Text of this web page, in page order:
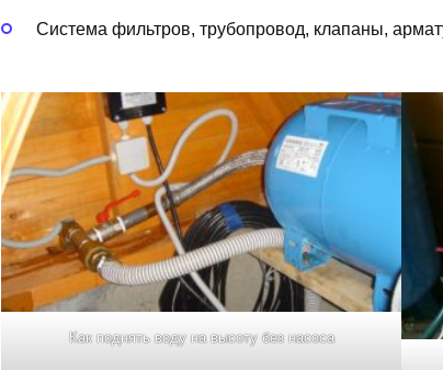
Система фильтров, трубопровод, клапаны,
Как поднять воду на высоту без насоса